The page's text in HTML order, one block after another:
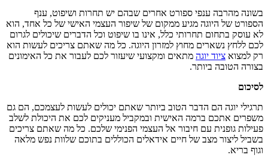
בשונה מהרבה ענפי ספורט אחרים שבהם יש תחרות ושיפוט, ענף
הספורט של היוגה מגיע ממקום של שיפור העצמי האישי של כל אחד, הוא
לא עוסק בתחום תחרותי כלל, אינו בו שיפוט וכל הדברים שיכולים לגרום
לכם ללחץ נשארים מחוץ למזרון היוגה. כל מה שאתם צריכים לעשות הוא
רק למצוא ציוד יוגה מתאים ומקצועי שיעזור לכם לעבור את כל האימונים
בצורה הטובה ביותר.
לסיכום
תרגילי יוגה הם הדבר הטוב ביותר שאתם יכולים לעשות לעצמכם, הם גם
משפרים אתכם ברמה האישית ובמקביל מעניקים לכם את היכולת לשלב
פעילות גופנית עם חיבור אל העצמי הפנימי שלכם. כל מה שאתם צריכים
בשביל ליצור מצב של חיים אידאלים הכוללים בתוכם שלוות נפש מלאה
וגוף בריא.